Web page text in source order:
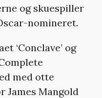
og skuespiller
nomineret.
‘Conclave’ og
med otte
James Mangold